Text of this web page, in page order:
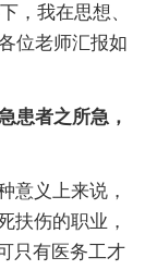
，我在思想、
位老师汇报如
者之所急，
义上来说，
扶伤的职业，
只有医务工才